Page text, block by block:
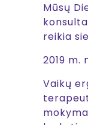
Mūsų
reikia
2019
Vaikų